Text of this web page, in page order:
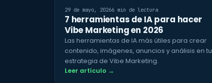
29 de mayo, 20266 min de lectura
7 herramientas de IA para hacer
Vibe Marketing en 2026
Las herramientas de IA más útiles para crear
contenido, imágenes, anuncios y análisis en tu
estrategia de Vibe Marketing.
Leer artículo →